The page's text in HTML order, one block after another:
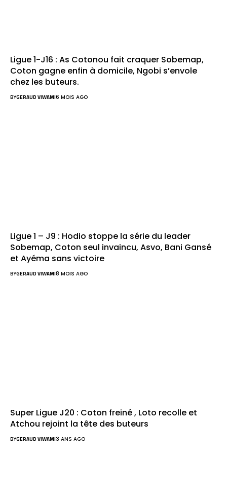
Ligue 1-J16 : As Cotonou fait craquer Sobemap,
Coton gagne enfin à domicile, Ngobi s’envole
chez les buteurs.
BYGERAUD VIWAMI6 MOIS AGO
Ligue 1 – J9 : Hodio stoppe la série du leader
Sobemap, Coton seul invaincu, Asvo, Bani Gansé
et Ayéma sans victoire
BYGERAUD VIWAMI8 MOIS AGO
Super Ligue J20 : Coton freiné , Loto recolle et
Atchou rejoint la tête des buteurs
BYGERAUD VIWAMI3 ANS AGO